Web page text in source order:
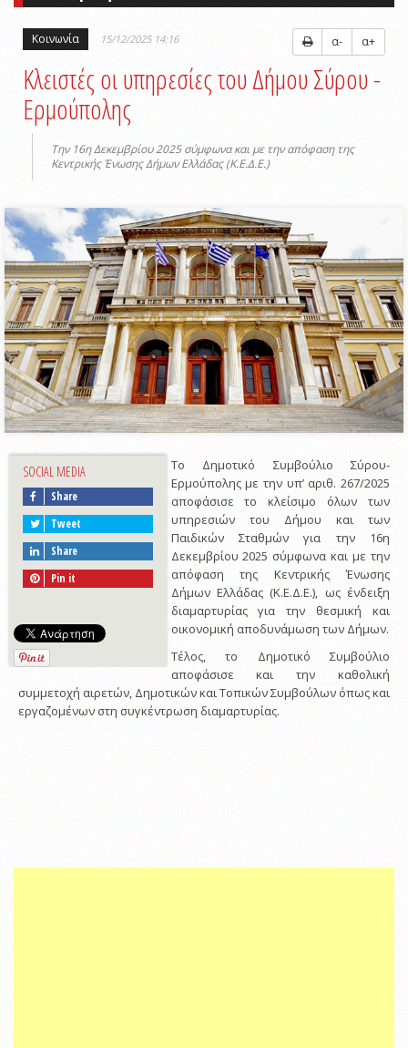
Κοινωνία 15/12/2025 14:16 α- α+
Κλειστές οι υπηρεσίες του Δήμου Σύρου -
Ερμούπολης
Την 16η Δεκεμβρίου 2025 σύμφωνα και με την απόφαση της
Κεντρικής Ένωσης Δήμων Ελλάδας (Κ.Ε.Δ.Ε.)
SOCIAL MEDIA
Share
Tweet
Share
Pin it
Το Δημοτικό Συμβούλιο Σύρου-
Ερμούπολης με την υπ’ αριθ. 267/2025
αποφάσισε το κλείσιμο όλων των
υπηρεσιών του Δήμου και των
Παιδικών Σταθμών για την 16η
Δεκεμβρίου 2025 σύμφωνα και με την
απόφαση της Κεντρικής Ένωσης
Δήμων Ελλάδας (Κ.Ε.Δ.Ε.), ως ένδειξη
διαμαρτυρίας για την θεσμική και
οικονομική αποδυνάμωση των Δήμων.
Τέλος, το Δημοτικό Συμβούλιο
αποφάσισε και την καθολική
συμμετοχή αιρετών, Δημοτικών και Τοπικών Συμβούλων όπως και
εργαζομένων στη συγκέντρωση διαμαρτυρίας.